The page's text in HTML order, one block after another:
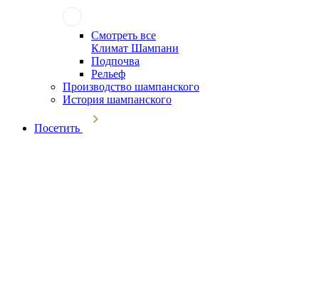
Смотреть все
Климат Шампани
Подпочва
Рельеф
Производство шампанского
История шампанского
Посетить